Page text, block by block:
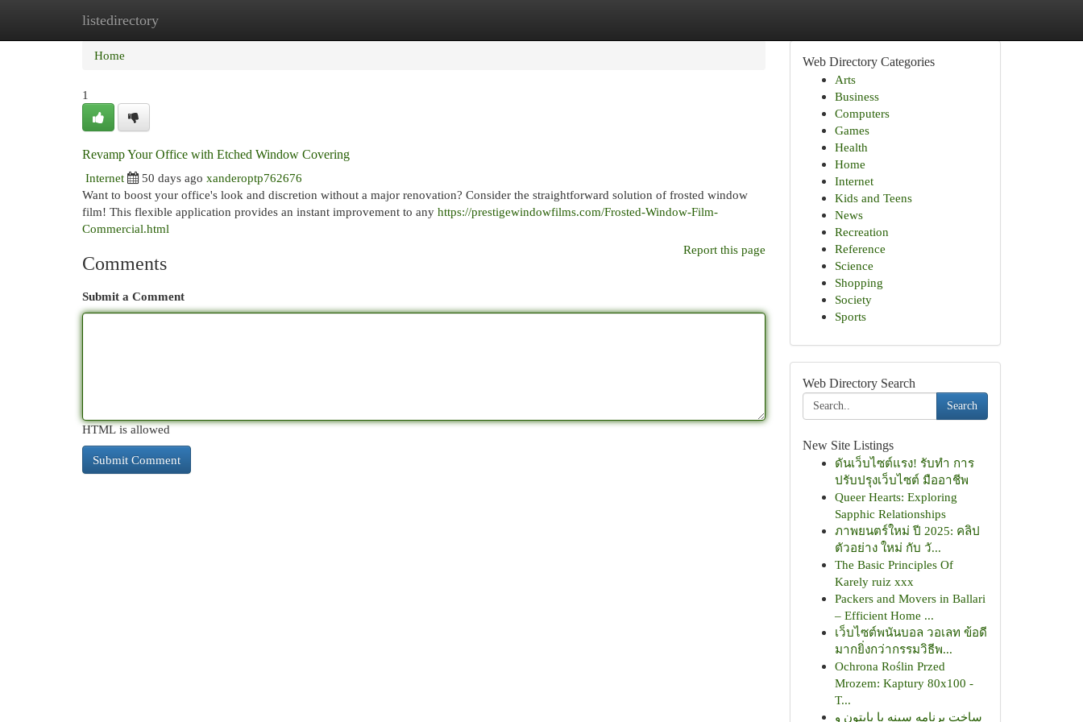
listedirectory
Home
Home
1
Revamp Your Office with Etched Window Covering
Internet
50 days ago xanderoptp762676
Want to boost your office's look and discretion without a major renovation? Consider the straightforward solution of frosted window
film! This flexible application provides an instant improvement to any https://prestigewindowfilms.com/Frosted-Window-Film-
Commercial.html
Report this page
Comments
Submit a Comment
HTML is allowed
Web Directory Categories
Arts
Business
Computers
Games
Health
Home
Internet
Kids and Teens
News
Recreation
Reference
Science
Shopping
Society
Sports
Web Directory Search
Search
New Site Listings
ดันเว็บไซต์แรง! รับทำ การ
ปรับปรุงเว็บไซต์ มืออาชีพ
Queer Hearts: Exploring
Sapphic Relationships
ภาพยนตร์ใหม่ ปี 2025: คลิป
ตัวอย่าง ใหม่ กับ วั...
The Basic Principles Of
Karely ruiz xxx
Packers and Movers in Ballari
– Efficient Home ...
เว็บไซต์พนันบอล วอเลท ข้อดี
มากยิ่งกว่ากรรมวิธีพ...
Ochrona Roślin Przed
Mrozem: Kaptury 80x100 -
T...
ساخت برنامه سینه با پایتون و